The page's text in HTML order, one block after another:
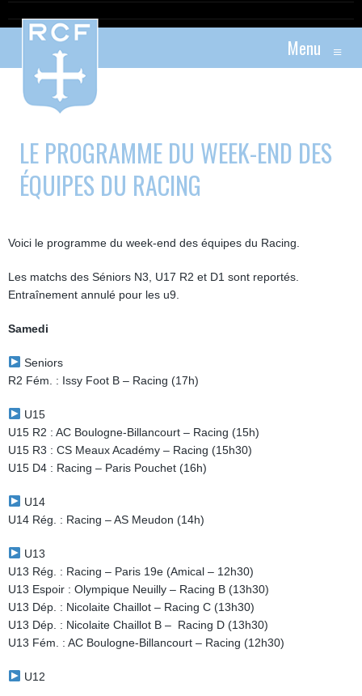
Menu ≡
LE PROGRAMME DU WEEK-END DES
ÉQUIPES DU RACING
Voici le programme du week-end des équipes du Racing.
Les matchs des Séniors N3, U17 R2 et D1 sont reportés.
Entraînement annulé pour les u9.
Samedi
Seniors
R2 Fém. : Issy Foot B – Racing (17h)
U15
U15 R2 : AC Boulogne-Billancourt – Racing (15h)
U15 R3 : CS Meaux Académy – Racing (15h30)
U15 D4 : Racing – Paris Pouchet (16h)
U14
U14 Rég. : Racing – AS Meudon (14h)
U13
U13 Rég. : Racing – Paris 19e (Amical – 12h30)
U13 Espoir : Olympique Neuilly – Racing B (13h30)
U13 Dép. : Nicolaite Chaillot – Racing C (13h30)
U13 Dép. : Nicolaite Chaillot B – Racing D (13h30)
U13 Fém. : AC Boulogne-Billancourt – Racing (12h30)
U12